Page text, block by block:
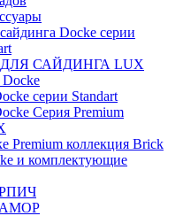
Docke серии
САЙДИНГА LUX
серии Standart
Серия Premium
Premium коллекция Brick
и комплектующие